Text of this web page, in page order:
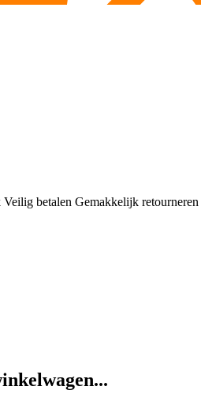
Veilig betalen Gemakkelijk retourneren